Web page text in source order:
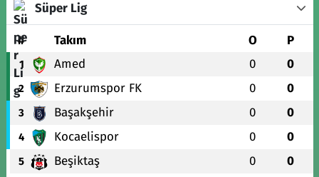
Süper Lig
# Takım O P
1 Amed 0 0
2 Erzurumspor FK 0 0
3 Başakşehir 0 0
4 Kocaelispor 0 0
5 Beşiktaş 0 0